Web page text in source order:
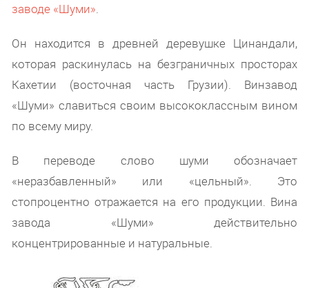
заводе «Шуми».
Он находится в древней деревушке Цинандали,
которая раскинулась на безграничных просторах
Кахетии (восточная часть Грузии). Винзавод
«Шуми» славиться своим высококлассным вином
по всему миру.
В переводе слово шуми обозначает
«неразбавленный» или «цельный». Это
стопроцентно отражается на его продукции. Вина
завода «Шуми» действительно
концентрированные и натуральные.